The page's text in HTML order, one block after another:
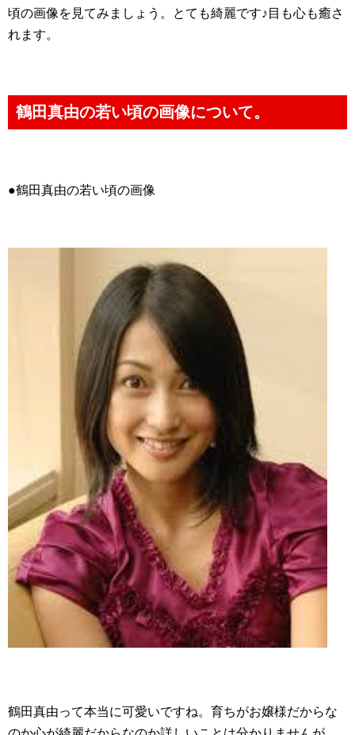
頃の画像を見てみましょう。とても綺麗です♪目も心も癒さ
れます。
鶴田真由の若い頃の画像について。
●鶴田真由の若い頃の画像
鶴田真由って本当に可愛いですね。育ちがお嬢様だからな